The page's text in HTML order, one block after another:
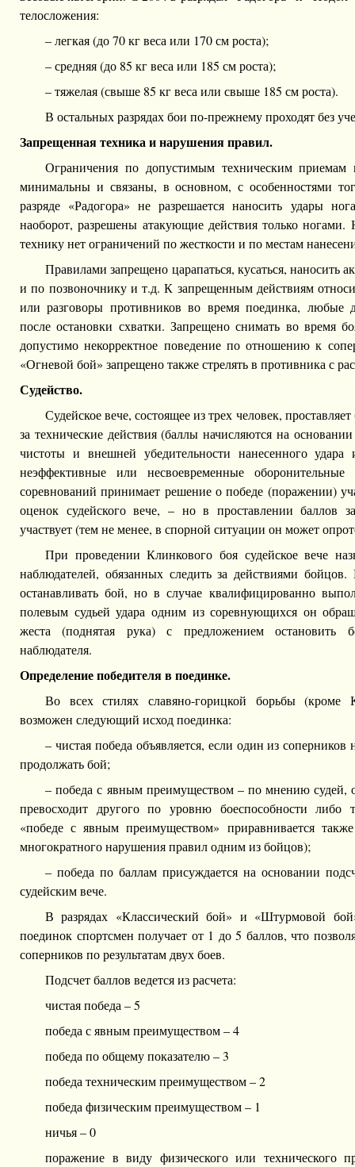
телосложения:
– легкая (до 70 кг веса или 170 см роста);
– средняя (до 85 кг веса или 185 см роста);
– тяжелая (свыше 85 кг веса или свыше 185 см роста).
В остальных разрядах бои по-прежнему проходят без
Запрещенная техника и нарушения правил.
Ограничения по допустимым техническим приемам
минимальны и связаны, в основном, с особенностями
разряде «Радогора» не разрешается наносить удары
наоборот, разрешены атакующие действия только
технику нет ограничений по жесткости и по местам
Правилами запрещено царапаться, кусаться, наносить
и по позвоночнику и т.д. К запрещенным действиям
или разговоры противников во время поединка, любые
после остановки схватки. Запрещено снимать во время
допустимо некорректное поведение по отношению к
«Огневой бой» запрещено также стрелять в противника с
Судейство.
Судейское вече, состоящее из трех человек,
за технические действия (баллы начисляются на
чистоты и внешней убедительности нанесенного
неэффективные или несвоевременные
соревнований принимает решение о победе (поражении)
оценок судейского вече, – но в проставлении баллов
участвует (тем не менее, в спорной ситуации он может
При проведении Клинкового боя судейское вече
наблюдателей, обязанных следить за действиями
останавливать бой, но в случае квалифицированно
полевым судьей удара одним из соревнующихся он
жеста (поднятая рука) с предложением
наблюдателя.
Определение победителя в поединке.
Во всех стилях славяно-горицкой борьбы (кроме
возможен следующий исход поединка:
– чистая победа объявляется, если один из
продолжать бой;
– победа с явным преимуществом – по мнению судей,
превосходит другого по уровню боеспособности либо
«победе с явным преимуществом» приравнивается
многократного нарушения правил одним из бойцов);
– победа по баллам присуждается на основании
судейским вече.
В разрядах «Классический бой» и «Штурмовой
поединок спортсмен получает от 1 до 5 баллов, что
соперников по результатам двух боев.
Подсчет баллов ведется из расчета:
чистая победа – 5
победа с явным преимуществом – 4
победа по общему показателю – 3
победа техническим преимуществом – 2
победа физическим преимуществом – 1
ничья – 0
поражение в виду физического или технического